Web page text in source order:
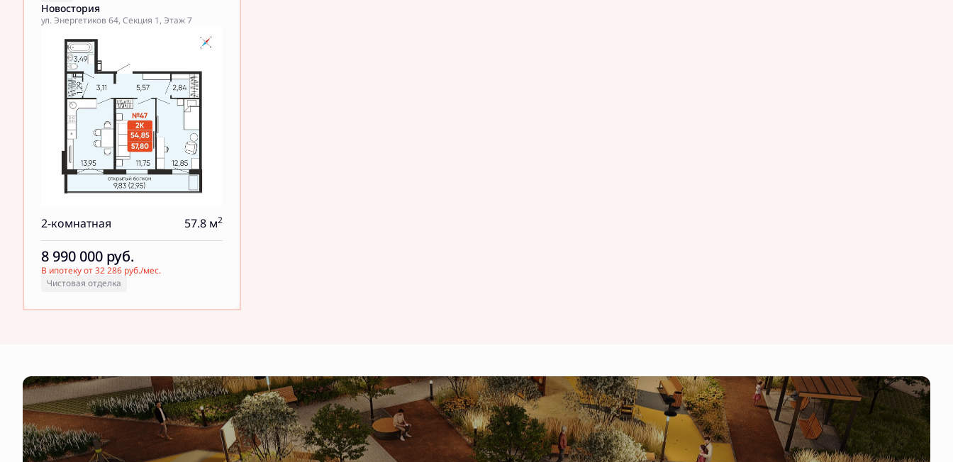
Новостория
ул. Энергетиков 64, Секция 1, Этаж 7
2-комнатная 57.8 м2
8 990 000 руб.
В ипотеку от 32 286 руб./мес.
Чистовая отделка